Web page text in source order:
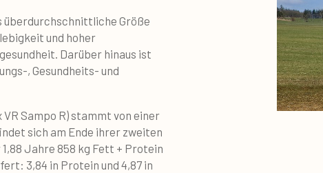
überdurchschnittliche Größe
und hoher
Darüber hinaus ist
, Gesundheits- und
VR Sampo R) stammt von einer
sich am Ende ihrer zweiten
Jahre 858 kg Fett + Protein
3,84 in Protein und 4,87 in